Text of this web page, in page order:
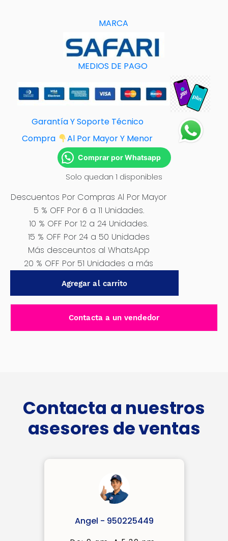
MARCA
MEDIOS DE PAGO
Garantía Y Soporte Técnico
Compra
Al Por Mayor Y Menor
Comprar por Whatsapp
Solo quedan 1 disponibles
Descuentos Por Compras Al Por Mayor
5 % OFF Por 6 a 11 Unidades.
10 % OFF Por 12 a 24 Unidades.
15 % OFF Por 24 a 50 Unidades
Más desceuntos al WhatsApp
20 % OFF Por 51 Unidades a más
Agregar al carrito
Contacta a un vendedor
Contacta a nuestros
asesores de ventas
Angel - 950225449